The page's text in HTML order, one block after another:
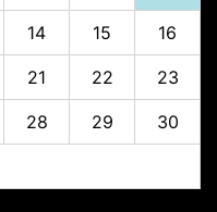
14 15 16
21 22 23
28 29 30